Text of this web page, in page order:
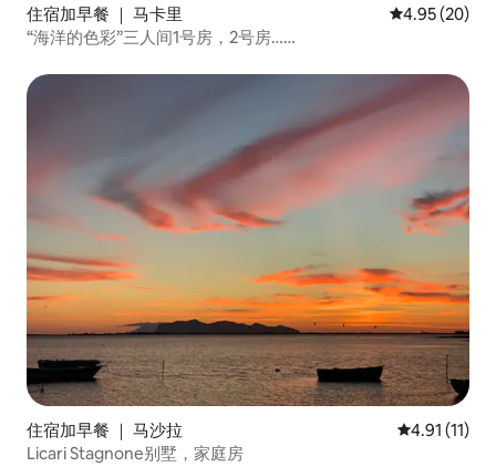
住宿加早餐 ｜ 马卡里 平均评分
4.95 (20)
“海洋的色彩”三人间1号房，2号房……
住宿加早餐 ｜ 马沙拉 平均评分
4.91 (11)
Licari Stagnone别墅，家庭房